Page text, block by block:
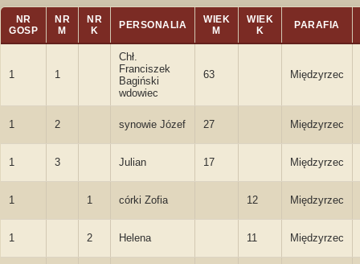
NR
GOSP
NR
M
NR
K
PERSONALIA
WIEK
M
WIEK
K
PARAFIA
1 1
Chł.
Franciszek
Bagiński
wdowiec
63 Międzyrzec
1 2 synowie Józef 27 Międzyrzec
1 3 Julian 17 Międzyrzec
1 1 córki Zofia 12 Międzyrzec
1 2 Helena 11 Międzyrzec